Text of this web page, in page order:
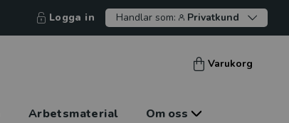
Logga in Handlar som: Privatkund
Varukorg
Arbetsmaterial Om oss